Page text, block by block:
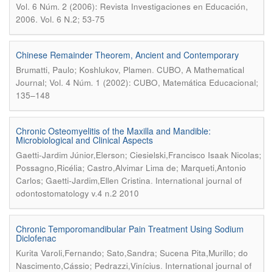
Vol. 6 Núm. 2 (2006): Revista Investigaciones en Educación,
2006. Vol. 6 N.2; 53-75
Chinese Remainder Theorem, Ancient and Contemporary
Brumatti, Paulo; Koshlukov, Plamen. CUBO, A Mathematical
Journal; Vol. 4 Núm. 1 (2002): CUBO, Matemática Educacional;
135–148
Chronic Osteomyelitis of the Maxilla and Mandible:
Microbiological and Clinical Aspects
Gaetti-Jardim Júnior,Elerson; Ciesielski,Francisco Isaak Nicolas;
Possagno,Ricélia; Castro,Alvimar Lima de; Marqueti,Antonio
Carlos; Gaetti-Jardim,Ellen Cristina. International journal of
odontostomatology v.4 n.2 2010
Chronic Temporomandibular Pain Treatment Using Sodium
Diclofenac
Kurita Varoli,Fernando; Sato,Sandra; Sucena Pita,Murillo; do
Nascimento,Cássio; Pedrazzi,Vinícius. International journal of